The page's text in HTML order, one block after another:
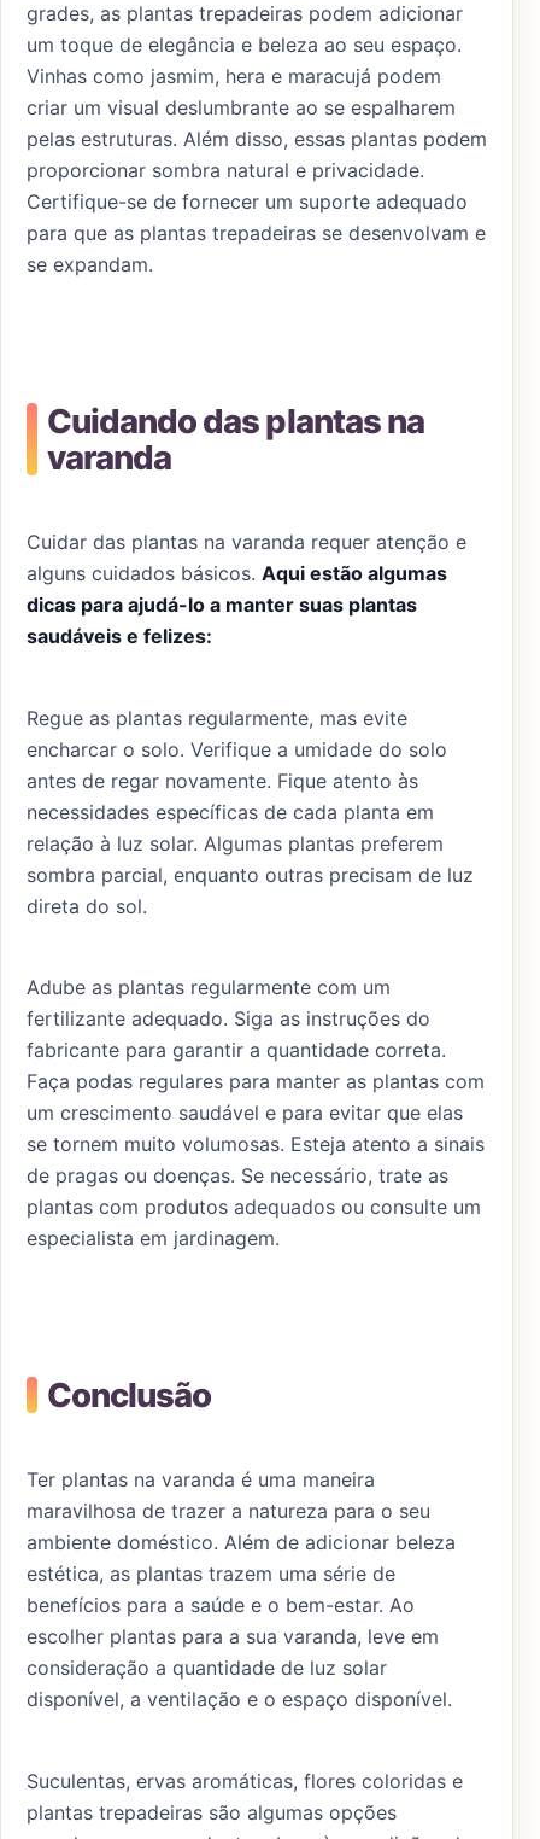
grades, as plantas trepadeiras podem adicionar
um toque de elegância e beleza ao seu espaço.
Vinhas como jasmim, hera e maracujá podem
criar um visual deslumbrante ao se espalharem
pelas estruturas. Além disso, essas plantas podem
proporcionar sombra natural e privacidade.
Certifique-se de fornecer um suporte adequado
para que as plantas trepadeiras se desenvolvam e
se expandam.
Cuidando das plantas na
varanda
Cuidar das plantas na varanda requer atenção e
alguns cuidados básicos. Aqui estão algumas
dicas para ajudá-lo a manter suas plantas
saudáveis e felizes:
Regue as plantas regularmente, mas evite
encharcar o solo. Verifique a umidade do solo
antes de regar novamente. Fique atento às
necessidades específicas de cada planta em
relação à luz solar. Algumas plantas preferem
sombra parcial, enquanto outras precisam de luz
direta do sol.
Adube as plantas regularmente com um
fertilizante adequado. Siga as instruções do
fabricante para garantir a quantidade correta.
Faça podas regulares para manter as plantas com
um crescimento saudável e para evitar que elas
se tornem muito volumosas. Esteja atento a sinais
de pragas ou doenças. Se necessário, trate as
plantas com produtos adequados ou consulte um
especialista em jardinagem.
Conclusão
Ter plantas na varanda é uma maneira
maravilhosa de trazer a natureza para o seu
ambiente doméstico. Além de adicionar beleza
estética, as plantas trazem uma série de
benefícios para a saúde e o bem-estar. Ao
escolher plantas para a sua varanda, leve em
consideração a quantidade de luz solar
disponível, a ventilação e o espaço disponível.
Suculentas, ervas aromáticas, flores coloridas e
plantas trepadeiras são algumas opções